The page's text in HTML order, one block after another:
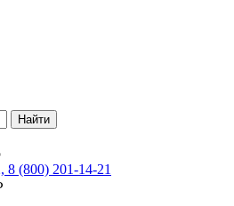
8 (800) 201-14-21